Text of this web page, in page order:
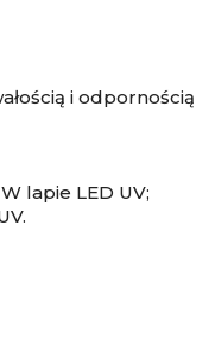
i odpornością
lapie LED UV;